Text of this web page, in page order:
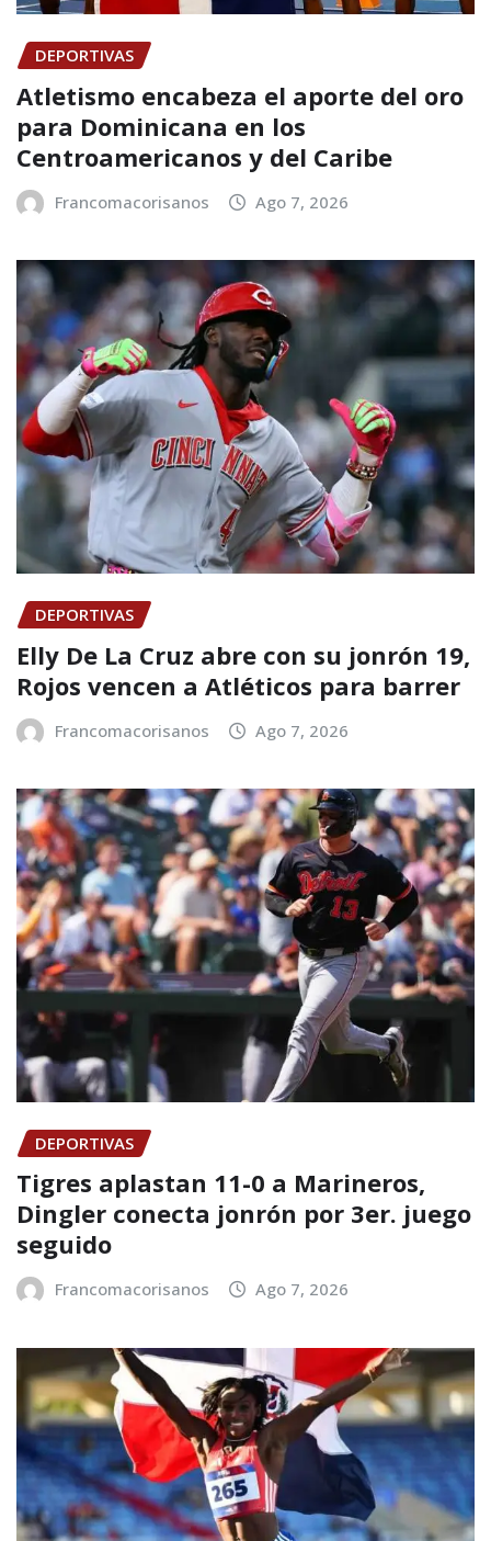
DEPORTIVAS
Atletismo encabeza el aporte del oro
para Dominicana en los
Centroamericanos y del Caribe
Francomacorisanos Ago 7, 2026
DEPORTIVAS
Elly De La Cruz abre con su jonrón 19,
Rojos vencen a Atléticos para barrer
Francomacorisanos Ago 7, 2026
DEPORTIVAS
Tigres aplastan 11-0 a Marineros,
Dingler conecta jonrón por 3er. juego
seguido
Francomacorisanos Ago 7, 2026